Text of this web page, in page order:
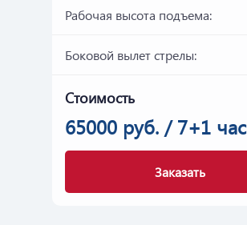
Рабочая высота подъема:
Боковой вылет стрелы:
Стоимость
65000 руб. / 7+1 час
Заказать